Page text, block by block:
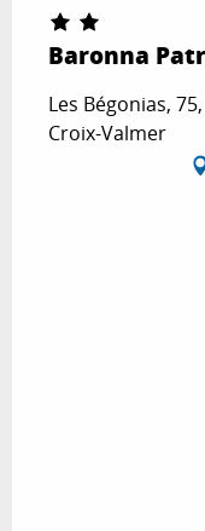
Baronna
Les Bégonias,
Croix-Valmer